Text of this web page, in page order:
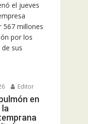
el jueves
567 millones
por los
sus
Editor
en